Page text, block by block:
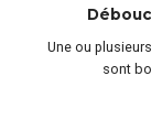
Une ou
sont